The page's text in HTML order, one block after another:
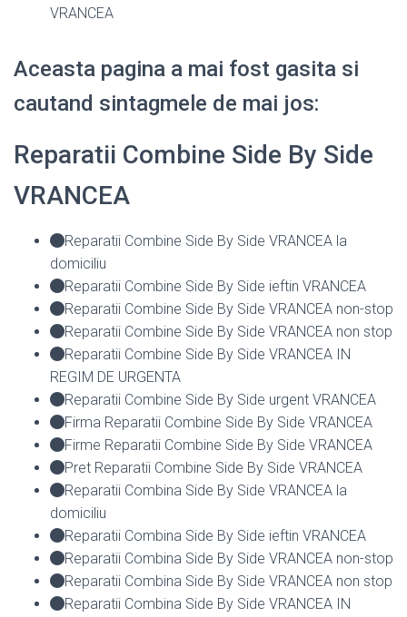
VRANCEA
Aceasta pagina a mai fost gasita si
cautand sintagmele de mai jos:
Reparatii Combine Side By Side
VRANCEA
Reparatii Combine Side By Side VRANCEA la
domiciliu
Reparatii Combine Side By Side ieftin VRANCEA
Reparatii Combine Side By Side VRANCEA non-stop
Reparatii Combine Side By Side VRANCEA non stop
Reparatii Combine Side By Side VRANCEA IN
REGIM DE URGENTA
Reparatii Combine Side By Side urgent VRANCEA
Firma Reparatii Combine Side By Side VRANCEA
Firme Reparatii Combine Side By Side VRANCEA
Pret Reparatii Combine Side By Side VRANCEA
Reparatii Combina Side By Side VRANCEA la
domiciliu
Reparatii Combina Side By Side ieftin VRANCEA
Reparatii Combina Side By Side VRANCEA non-stop
Reparatii Combina Side By Side VRANCEA non stop
Reparatii Combina Side By Side VRANCEA IN